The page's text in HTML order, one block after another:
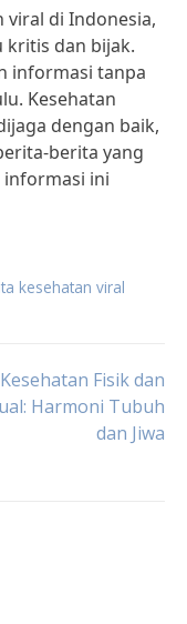
viral di Indonesia,
kritis dan bijak.
informasi tanpa
Kesehatan
dengan baik,
berita yang
informasi ini
kesehatan viral
Kesehatan Fisik dan
Harmoni Tubuh
dan Jiwa